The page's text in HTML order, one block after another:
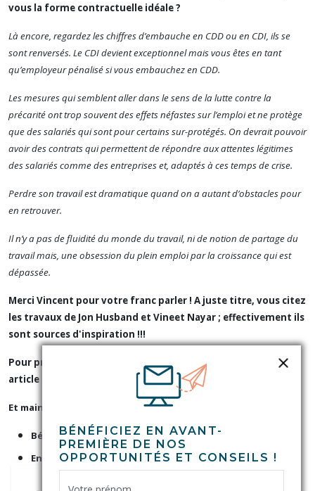
vous la forme contractuelle idéale ?
Là encore, regardez les chiffres d’embauche en CDD ou en CDI, ils se
sont renversés. Le CDI devient exceptionnel mais vous êtes en tant
qu’employeur pénalisé si vous embauchez en CDD.
Les mesures qui semblent aller dans le sens de la lutte contre la
précarité ont trop souvent des effets néfastes sur l’emploi et ne protège
que des salariés qui sont pour certains sur-protégés. On devrait pouvoir
avoir des contrats qui permettent de répondre aux attentes légitimes
des salariés comme des entreprises et, adaptés à ces temps de crise.
Perdre son travail est dramatique quand on a autant d’obstacles pour
en retrouver.
Il n’y a pas de fluidité du monde du travail, ni de notion de partage du
travail mais, une obsession du plein emploi par la croissance qui est
dépassée.
Merci Vincent pour votre franc parler ! A juste titre, vous citez
les travaux de Jon Husband et Vineet Nayar ; effectivement ils
sont sources d'inspiration !!!
Pour prolonger cette réflexion, je vous invite à lire le dernier
article de Vincent : «
Moi RH…dans une entreprise digitale…
Et maintenant c'est à vous de partager vos expériences !
Bénéficiez-vous de souplesse dans votre travail ?
En
qualité de manager comment faites-vous pour
booster l'engagement de vos collaborateurs ?
BÉNÉFICIEZ EN AVANT-
PREMIÈRE DE NOS
OPPORTUNITÉS ET CONSEILS !